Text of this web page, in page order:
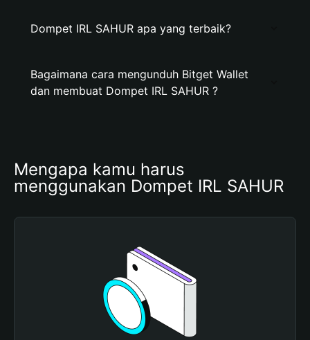
Dompet IRL SAHUR apa yang terbaik?
Bagaimana cara mengunduh Bitget Wallet
dan membuat Dompet IRL SAHUR ?
Mengapa kamu harus
menggunakan Dompet IRL SAHUR